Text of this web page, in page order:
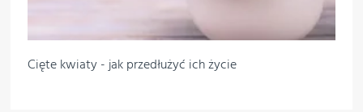
Cięte kwiaty - jak przedłużyć ich życie